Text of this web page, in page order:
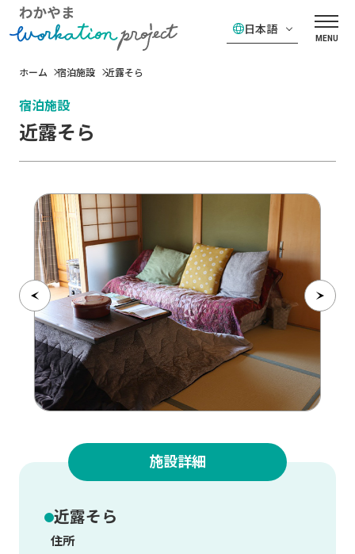
日本語
MENU
ホーム 宿泊施設 近露そら
宿泊施設
近露そら
施設詳細
近露そら
住所